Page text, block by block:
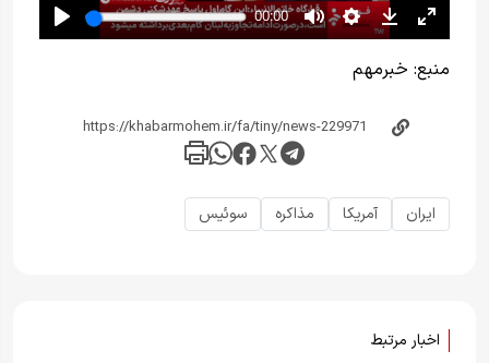
منبع: خبر‌مهم
ایران آمریکا مذاکره سوئیس
اخبار مرتبط